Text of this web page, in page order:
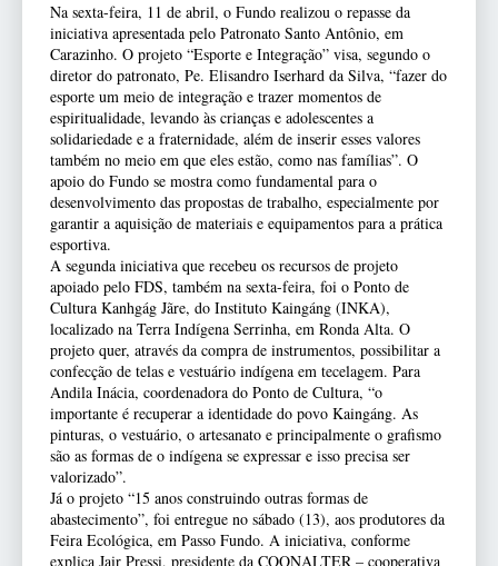
Na sexta-feira, 11 de abril, o Fundo realizou o repasse da
iniciativa apresentada pelo Patronato Santo Antônio, em
Carazinho. O projeto “Esporte e Integração” visa, segundo o
diretor do patronato, Pe. Elisandro Iserhard da Silva, “fazer do
esporte um meio de integração e trazer momentos de
espiritualidade, levando às crianças e adolescentes a
solidariedade e a fraternidade, além de inserir esses valores
também no meio em que eles estão, como nas famílias”. O
apoio do Fundo se mostra como fundamental para o
desenvolvimento das propostas de trabalho, especialmente por
garantir a aquisição de materiais e equipamentos para a prática
esportiva.
A segunda iniciativa que recebeu os recursos de projeto
apoiado pelo FDS, também na sexta-feira, foi o Ponto de
Cultura Kanhgág Jãre, do Instituto Kaingáng (INKA),
localizado na Terra Indígena Serrinha, em Ronda Alta. O
projeto quer, através da compra de instrumentos, possibilitar a
confecção de telas e vestuário indígena em tecelagem. Para
Andila Inácia, coordenadora do Ponto de Cultura, “o
importante é recuperar a identidade do povo Kaingáng. As
pinturas, o vestuário, o artesanato e principalmente o grafismo
são as formas de o indígena se expressar e isso precisa ser
valorizado”.
Já o projeto “15 anos construindo outras formas de
abastecimento”, foi entregue no sábado (13), aos produtores da
Feira Ecológica, em Passo Fundo. A iniciativa, conforme
explica Jair Pressi, presidente da COONALTER – cooperativa